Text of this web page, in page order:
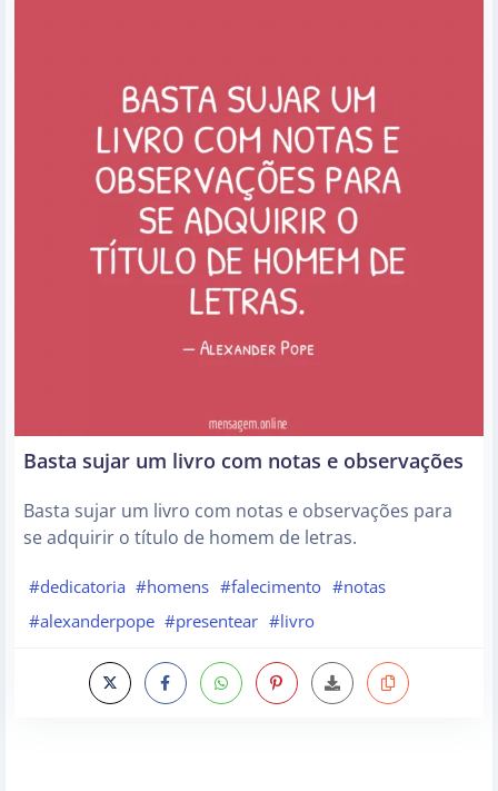
Basta sujar um livro com notas e observações
Basta sujar um livro com notas e observações para
se adquirir o título de homem de letras.
#dedicatoria #homens #falecimento #notas
#alexanderpope #presentear #livro